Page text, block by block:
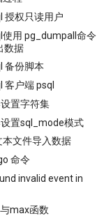
授权只读用户
用 pg_dumpall命令
数据
备份脚本
客户端 psql
置字符集
置sql_mode模式
本文件导入数据
命令
invalid event in
max函数